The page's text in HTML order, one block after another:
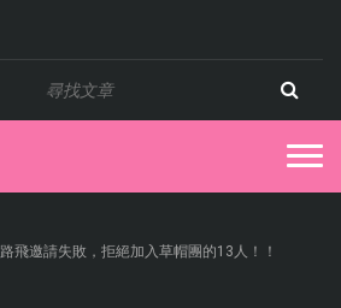
路飛邀請失敗，拒絕加入草帽團的13人！！